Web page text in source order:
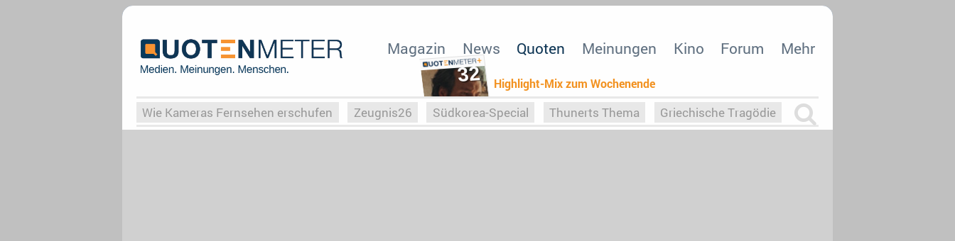
32 Highlight-Mix zum Wochenende
Magazin News Quoten Meinungen Kino Forum Mehr
Wie Kameras Fernsehen erschufen Zeugnis26 Südkorea-Special Thunerts Thema Griechische Tragödie